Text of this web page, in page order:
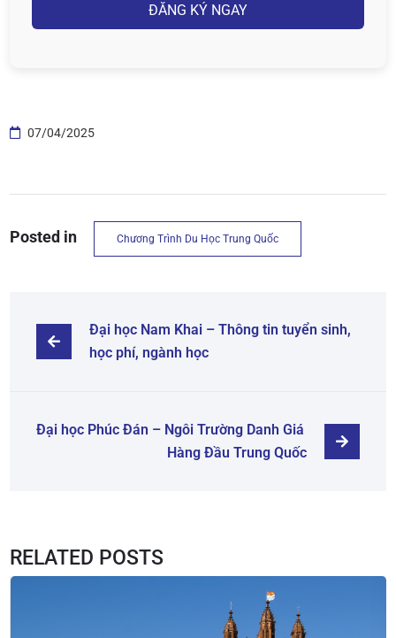
07/04/2025
Posted in Chương Trình Du Học Trung Quốc
Đại học Nam Khai – Thông tin tuyển sinh,
học phí, ngành học
Đại học Phúc Đán – Ngôi Trường Danh Giá
Hàng Đầu Trung Quốc
RELATED POSTS